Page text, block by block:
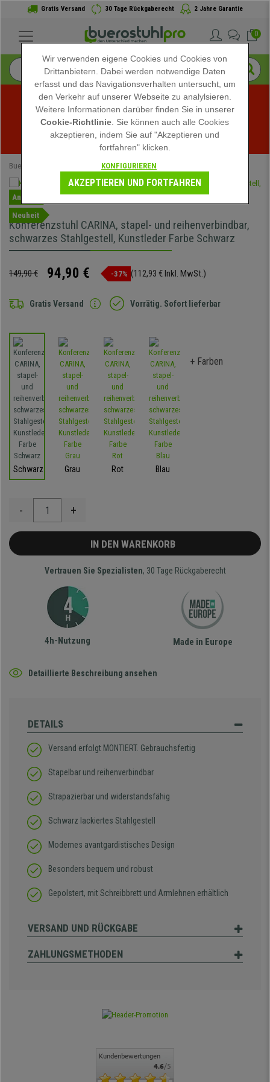
Gratis Versand 30 Tage Rückgaberecht 2 Jahre Garantie
0
Sommerschlussverkauf bei buerostuhlpro! Exklusive
Rabatte für kurze Zeit - Aktion ansehen -
Buerostuhlpro Konferenzstühle
Angebot
Neuheit
Konferenzstuhl CARINA, stapel- und reihenverbindbar,
schwarzes Stahlgestell, Kunstleder Farbe Schwarz
149,90 € 94,90 € -37% (112,93 € Inkl. MwSt.)
Gratis Versand Vorrätig. Sofort lieferbar
Schwarz Grau Rot Blau
+ Farben
- +
IN DEN WARENKORB
Vertrauen Sie Spezialisten, 30 Tage Rückgaberecht
4h-Nutzung Made in Europe
Detaillierte Beschreibung ansehen
DETAILS
Versand erfolgt MONTIERT. Gebrauchsfertig
Stapelbar und reihenverbindbar
Strapazierbar und widerstandsfähig
Schwarz lackiertes Stahlgestell
Modernes avantgardistisches Design
Besonders bequem und robust
Gepolstert, mit Schreibbrett und Armlehnen erhältlich
VERSAND UND RÜCKGABE
ZAHLUNGSMETHODEN
Kundenbewertungen
4.6/5
Wir verwenden eigene Cookies und Cookies von
Drittanbietern. Dabei werden notwendige Daten
erfasst und das Navigationsverhalten untersucht, um
den Verkehr auf unserer Webseite zu analylsieren.
Weitere Informationen darüber finden Sie in unserer
Cookie-Richtlinie . Sie können auch alle Cookies
akzeptieren, indem Sie auf "Akzeptieren und
fortfahren" klicken.
KONFIGURIEREN
AKZEPTIEREN UND FORTFAHREN